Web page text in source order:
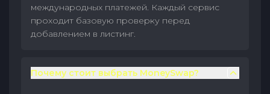
международных платежей. Каждый сервис
проходит базовую проверку перед
добавлением в листинг.
Почему стоит выбрать MoneySwap?